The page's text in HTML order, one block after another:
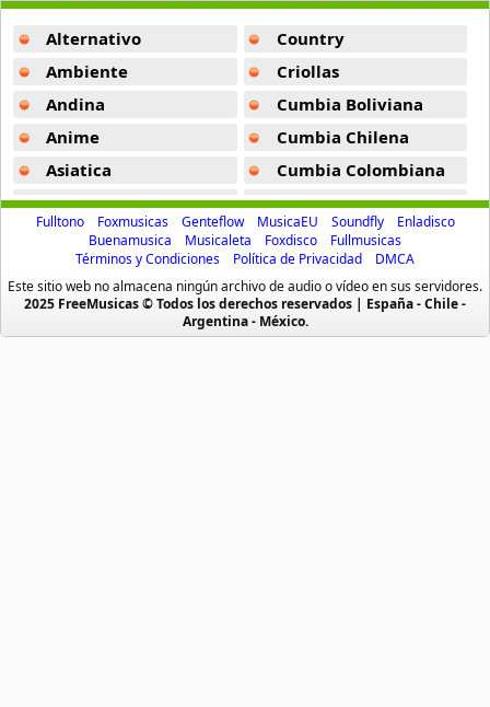
BAP
Big Bang
179 músicas online
BLACKPINK
34 músicas online
Block B
15 músicas online
BoA
Alternativo
Ambiente
Andina
Anime
Asiatica
Atevip
Bachatas
Baladas
Baladas De Oro
Baladas En Ingles
Country
Criollas
Cumbia Boliviana
Cumbia Chilena
Cumbia Colombiana
Cumbia Ecuatoriana
Cumbia Mexicana
Cumbia Pop
Cumbia Surena
Cumbias
Fulltono Foxmusicas Genteflow MusicaEU Soundfly
Enladisco
Buenamusica
Musicaleta Foxdisco
Fullmusicas
Términos y Condiciones
Política de Privacidad
DMCA
Este sitio web no almacena ningún archivo de audio o vídeo en sus servidores.
2025 FreeMusicas © Todos los derechos reservados | España - Chile -
Argentina - México.